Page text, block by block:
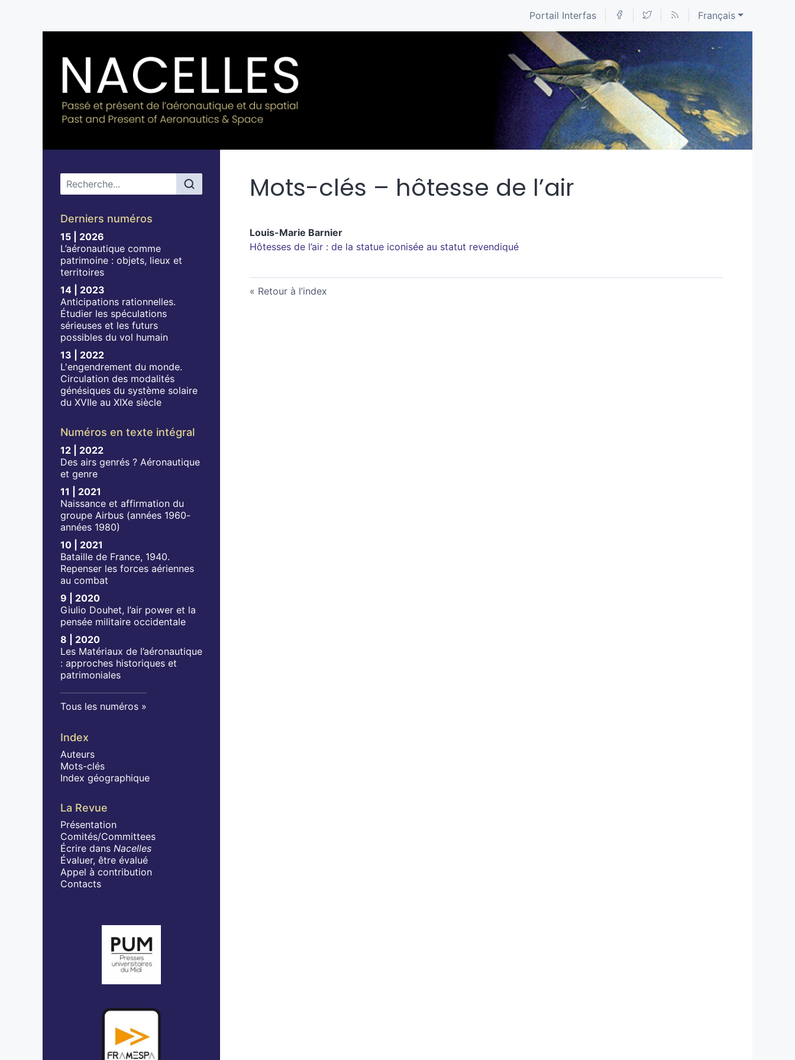
Portail Interfas Français
Menu principal
Derniers numéros
15 | 2026
L’aéronautique comme
patrimoine : objets, lieux et
territoires
14 | 2023
Anticipations rationnelles.
Étudier les spéculations
sérieuses et les futurs
possibles du vol humain
13 | 2022
L'engendrement du monde.
Circulation des modalités
génésiques du système solaire
du XVIIe au XIXe siècle
Numéros en texte intégral
12 | 2022
Des airs genrés ? Aéronautique
et genre
11 | 2021
Naissance et affirmation du
groupe Airbus (années 1960-
années 1980)
10 | 2021
Bataille de France, 1940.
Repenser les forces aériennes
au combat
9 | 2020
Giulio Douhet, l’air power et la
pensée militaire occidentale
8 | 2020
Les Matériaux de l’aéronautique
: approches historiques et
patrimoniales
Tous les numéros
Index
Auteurs
Mots-clés
Index géographique
La Revue
Présentation
Comités/Committees
Écrire dans Nacelles
Évaluer, être évalué
Appel à contribution
Contacts
Mots-clés – hôtesse de l’air
Louis-Marie Barnier
Hôtesses de l’air : de la statue iconisée au statut revendiqué
Retour à l’index